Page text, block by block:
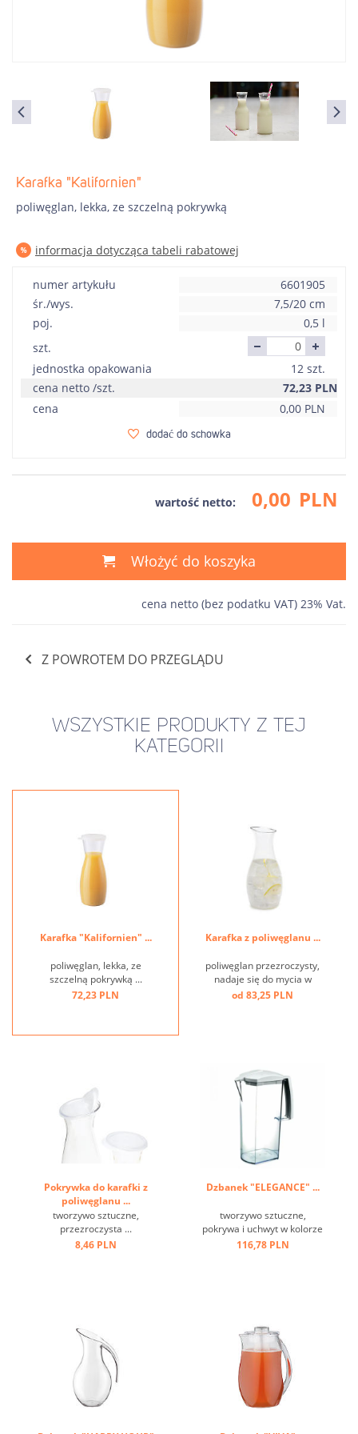
Karafka "Kalifornien"
poliwęglan, lekka, ze szczelną pokrywką
informacja dotycząca tabeli rabatowej
numer artykułu
6601905
śr./wys.
7,5/20 cm
poj.
0,5 l
szt.
jednostka opakowania
12 szt.
cena netto /szt.
72,23 PLN
cena
0,00 PLN
dodać do schowka
wartość netto: 0,00 PLN
Włożyć do koszyka
cena netto (bez podatku VAT) 23% Vat.
Z POWROTEM DO PRZEGLĄDU
WSZYSTKIE PRODUKTY Z TEJ
KATEGORII
Karafka "Kalifornien" ...
poliwęglan, lekka, ze
szczelną pokrywką ...
72,23 PLN
Karafka z poliwęglanu ...
poliwęglan przezroczysty,
nadaje się do mycia w
zmywarkach, wygląd szkła
od 83,25 PLN
Pokrywka do karafki z
poliwęglanu ...
tworzywo sztuczne,
przezroczysta ...
8,46 PLN
Dzbanek "ELEGANCE" ...
tworzywo sztuczne,
pokrywa i uchwyt w kolorze
białym ...
116,78 PLN